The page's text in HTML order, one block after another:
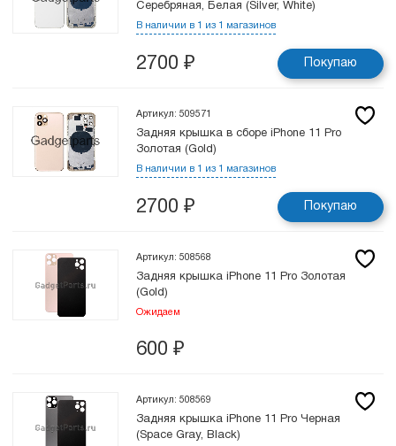
Серебряная, Белая (Silver, White)
В наличии в 1 из 1 магазинов
2700 ₽ Покупаю
Артикул: 509571
Задняя крышка в сборе iPhone 11 Pro
Золотая (Gold)
В наличии в 1 из 1 магазинов
2700 ₽ Покупаю
Артикул: 508568
Задняя крышка iPhone 11 Pro Золотая
(Gold)
Ожидаем
600 ₽
Артикул: 508569
Задняя крышка iPhone 11 Pro Черная
(Space Gray, Black)